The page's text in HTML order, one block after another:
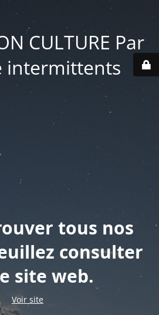
CULTURE Par
intermittents
tous nos
consulter
site web.
Voir site